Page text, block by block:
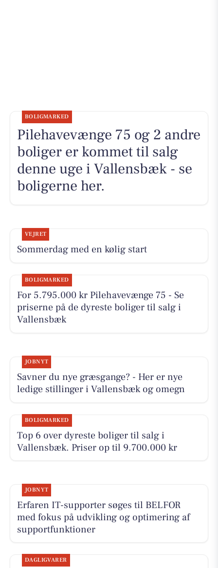
BOLIGMARKED
Pilehavevænge 75 og 2 andre
boliger er kommet til salg
denne uge i Vallensbæk - se
boligerne her.
VEJRET
Sommerdag med en kølig start
BOLIGMARKED
For 5.795.000 kr Pilehavevænge 75 - Se
priserne på de dyreste boliger til salg i
Vallensbæk
JOBNYT
Savner du nye græsgange? - Her er nye
ledige stillinger i Vallensbæk og omegn
BOLIGMARKED
Top 6 over dyreste boliger til salg i
Vallensbæk. Priser op til 9.700.000 kr
JOBNYT
Erfaren IT-supporter søges til BELFOR
med fokus på udvikling og optimering af
supportfunktioner
DAGLIGVARER